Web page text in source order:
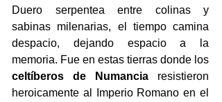
Duero serpentea entre colinas y
sabinas milenarias, el tiempo camina
despacio, dejando espacio a la
celtíberos de Numancia resistieron
heroicamente al Imperio Romano en el